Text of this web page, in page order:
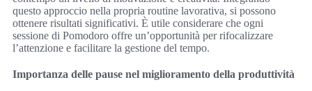
questo approccio nella propria routine lavorativa, si possono
ottenere risultati significativi. È utile considerare che ogni
sessione di Pomodoro offre un’opportunità per rifocalizzare
l’attenzione e facilitare la gestione del tempo.
Importanza delle pause nel miglioramento della produttività